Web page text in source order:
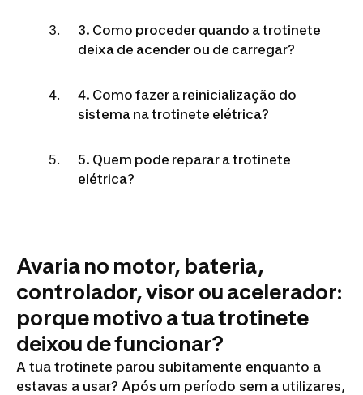
3. Como proceder quando a trotinete
deixa de acender ou de carregar?
4. Como fazer a reinicialização do
sistema na trotinete elétrica?
5. Quem pode reparar a trotinete
elétrica?
Avaria no motor, bateria,
controlador, visor ou acelerador:
porque motivo a tua trotinete
deixou de funcionar?
A tua trotinete parou subitamente enquanto a
estavas a usar? Após um período sem a utilizares,